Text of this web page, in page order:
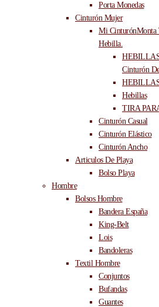
Porta Monedas
Cinturón Mujer
Mi CinturónMonta
Hebilla.
Cinturón
Hebillas
TIRA
Cinturón Casual
Cinturón Elástico
Cinturón Ancho
Articulos De Playa
Bolso Playa
Hombre
Bolsos Hombre
Bandera España
King-Belt
Lois
Bandoleras
Textil Hombre
Conjuntos
Bufandas
Guantes